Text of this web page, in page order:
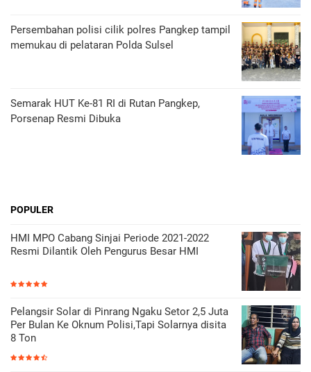
Persembahan polisi cilik polres Pangkep tampil
memukau di pelataran Polda Sulsel
Semarak HUT Ke-81 RI di Rutan Pangkep,
Porsenap Resmi Dibuka
POPULER
HMI MPO Cabang Sinjai Periode 2021-2022
Resmi Dilantik Oleh Pengurus Besar HMI
Pelangsir Solar di Pinrang Ngaku Setor 2,5 Juta
Per Bulan Ke Oknum Polisi,Tapi Solarnya disita
8 Ton